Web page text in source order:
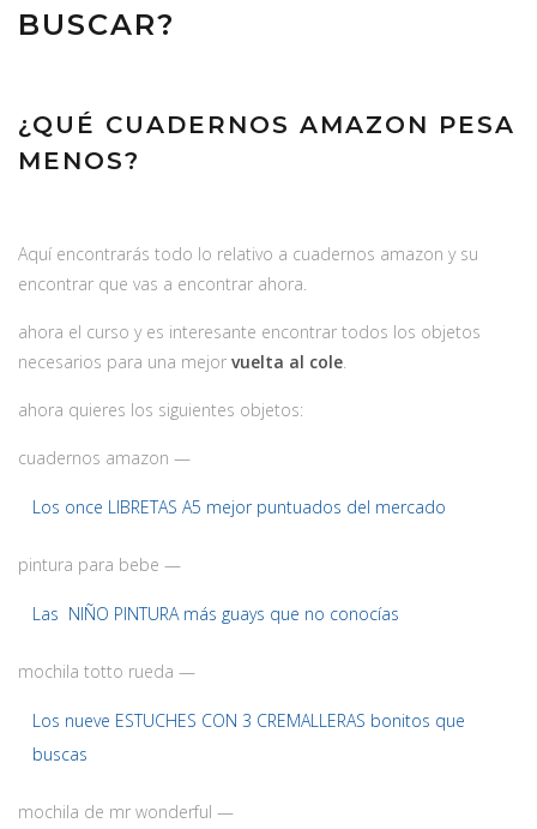
BUSCAR?
¿QUÉ CUADERNOS AMAZON PESA
MENOS?
Aquí encontrarás todo lo relativo a cuadernos amazon y su
encontrar que vas a encontrar ahora.
ahora el curso y es interesante encontrar todos los objetos
necesarios para una mejor vuelta al cole.
ahora quieres los siguientes objetos:
cuadernos amazon —
Los once LIBRETAS A5 mejor puntuados del mercado
pintura para bebe —
Las NIÑO PINTURA más guays que no conocías
mochila totto rueda —
Los nueve ESTUCHES CON 3 CREMALLERAS bonitos que
buscas
mochila de mr wonderful —